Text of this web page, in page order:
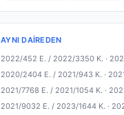
AYNI DAIREDEN
2022/452 E. / 2022/3350 K. ·
2020/2404 E. / 2021/943 K. ·
2021/7768 E. / 2021/1054 K. ·
2021/9032 E. / 2023/1644 K. ·